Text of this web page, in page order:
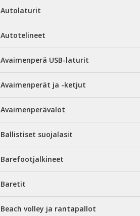
Autolaturit
Autotelineet
Avaimenperä USB-laturit
Avaimenperät ja -ketjut
Avaimenperävalot
Ballistiset suojalasit
Barefootjalkineet
Baretit
Beach volley ja rantapallot